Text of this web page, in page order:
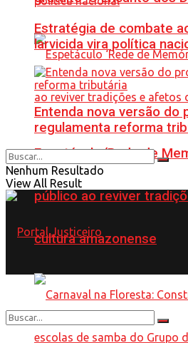
Espetáculo ‘Rede de
público ao reviver
cultura amazonense
Estratégia de combate
larvicida vira política
Entenda nova versão do
regulamenta reforma
Nenhum Resultado
View All Result